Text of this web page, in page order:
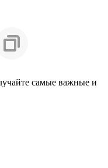
самые важные и